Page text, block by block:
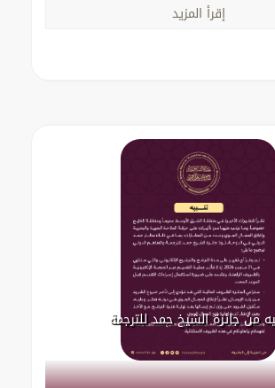
إقرأ المزيد
من جائزة الشيخ حمد للترجمة